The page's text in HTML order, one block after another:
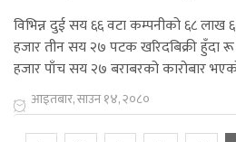
विभिन्न दुई सय ६६ वटा कम्पनीको ६८ लाख
हजार तीन सय २७ पटक खरिदबिक्री हुँदा
हजार पाँच सय २७ बराबरको कारोबार
आइतबार, साउन १४, २०८०